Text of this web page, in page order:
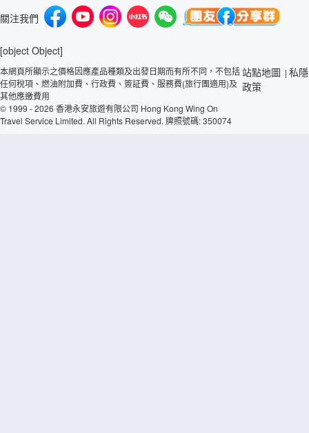
關注我們
[object Object]
本網頁所顯示之價格因應產品種類及出發日期而有所不同，不包括
任何稅項、燃油附加費、行政費、簽証費、服務費(旅行團適用)及
其他應繳費用
© 1999 - 2026 香港永安旅遊有限公司 Hong Kong Wing On
Travel Service Limited. All Rights Reserved. 牌照號碼: 350074
站點地圖 | 私隱
政策